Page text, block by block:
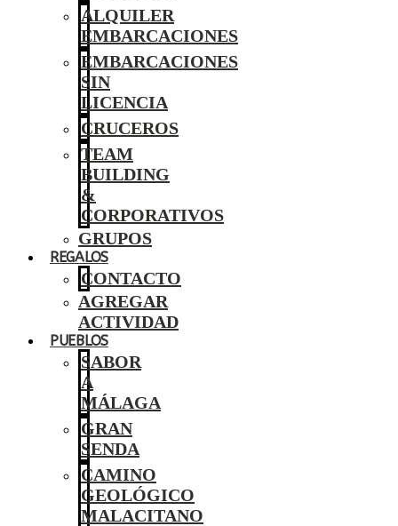
ALQUILER
EMBARCACIONES
EMBARCACIONES
SIN
LICENCIA
CRUCEROS
TEAM
BUILDING
&
CORPORATIVOS
GRUPOS
REGALOS
CONTACTO
AGREGAR
ACTIVIDAD
PUEBLOS
SABOR
A
MÁLAGA
GRAN
SENDA
CAMINO
GEOLÓGICO
MALACITANO